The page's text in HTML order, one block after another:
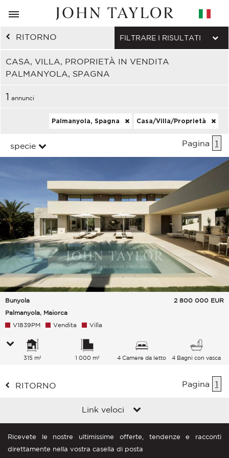
RITORNO
CASA, VILLA, PROPRIETÀ IN VENDITA
PALMANYOLA, SPAGNA
FILTRARE I RISULTATI
1 annunci
Palmanyola, Spagna Casa/Villa/Proprietà
specie Pagina 1
Bunyola
Palmanyola, Maiorca
2 800 000 EUR
V1839PM Vendita Villa
315 m² 1 000 m² 4 Camere da letto 4 Bagni con vasca
RITORNO Pagina 1
Link veloci
Ricevete le nostre ultimissime offerte, tendenze e racconti
direttamente nella vostra casella di posta